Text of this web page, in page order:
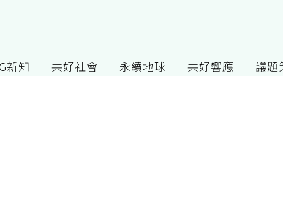
新知 共好社會 永續地球 共好響應 議題